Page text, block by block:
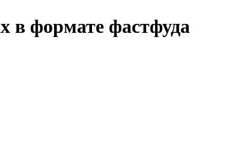
в формате фастфуда